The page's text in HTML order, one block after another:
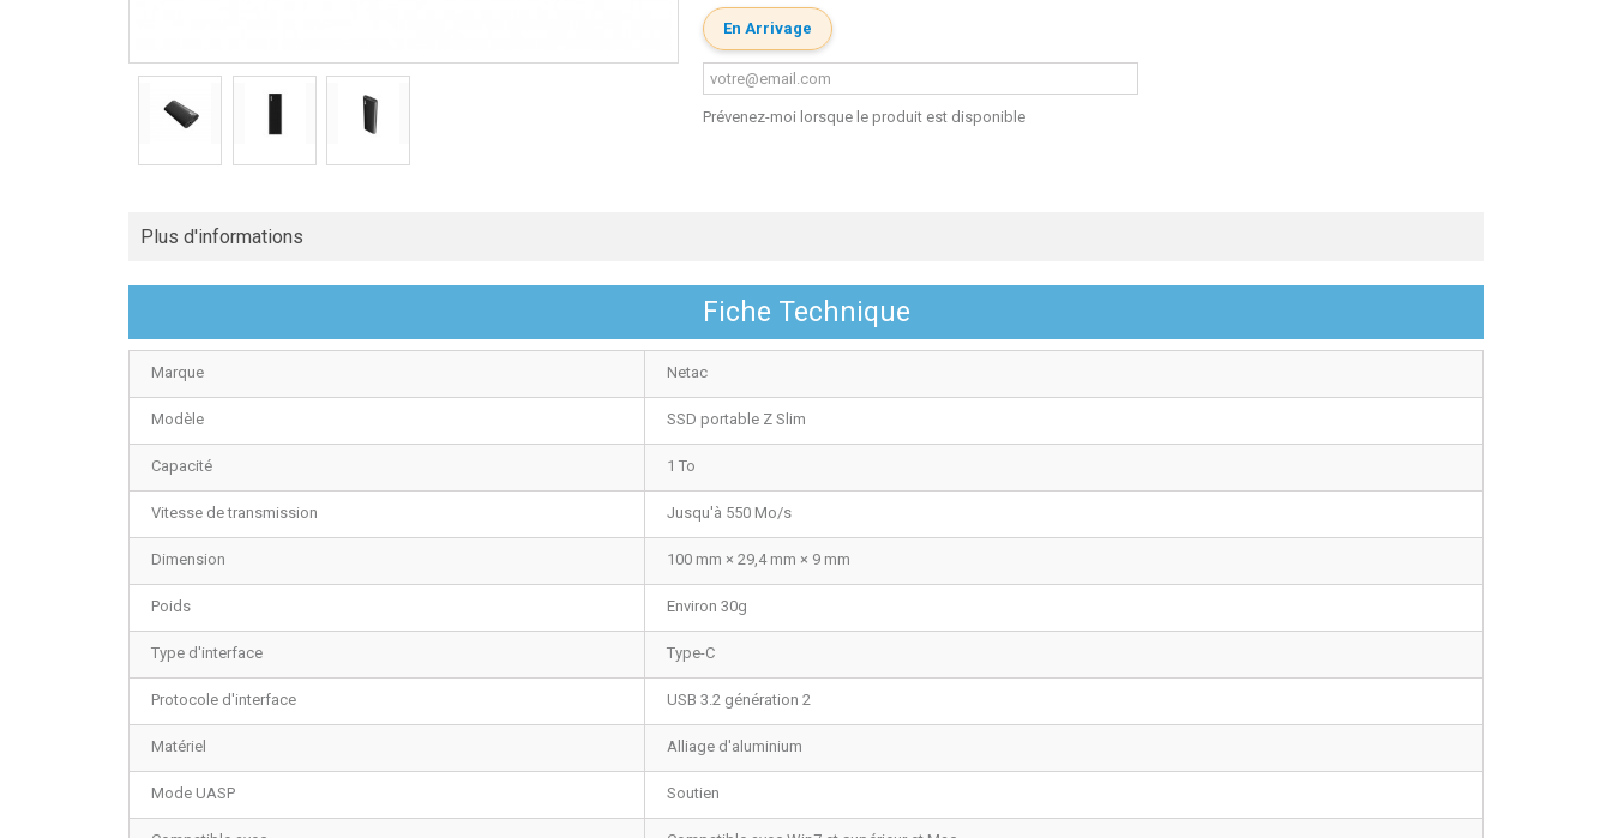
En Arrivage
Prévenez-moi lorsque le produit est disponible
Plus d'informations
Fiche Technique
Marque Netac
Modèle SSD portable Z Slim
Capacité 1 To
Vitesse de transmission Jusqu'à 550 Mo/s
Dimension 100 mm × 29,4 mm × 9 mm
Poids Environ 30g
Type d'interface Type-C
Protocole d'interface USB 3.2 génération 2
Matériel Alliage d'aluminium
Mode UASP Soutien